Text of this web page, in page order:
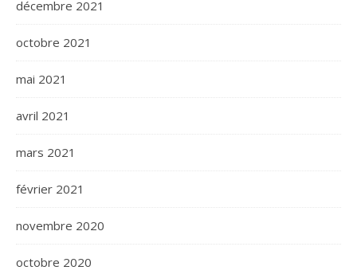
décembre 2021
octobre 2021
mai 2021
avril 2021
mars 2021
février 2021
novembre 2020
octobre 2020